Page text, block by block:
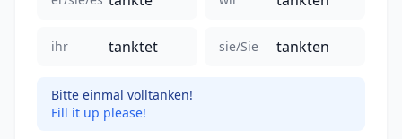
ihr tanktet sie/Sie tankten
Bitte einmal volltanken!
Fill it up please!